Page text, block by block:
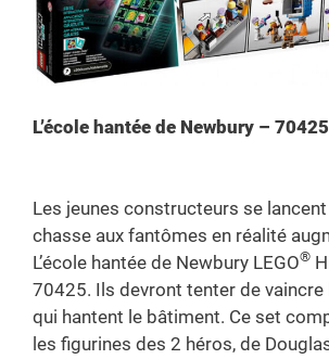
L’école hantée de Newbury – 70425
Les jeunes constructeurs se
chasse aux fantômes en réalité
L’école hantée de Newbury LEGO®
70425. Ils devront tenter de
qui hantent le bâtiment. Ce set
les figurines des 2 héros, de